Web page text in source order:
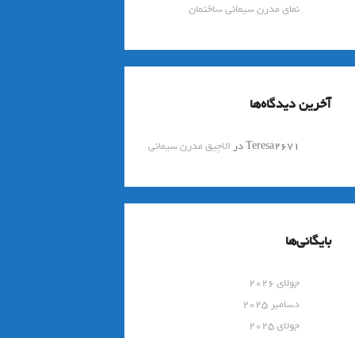
نمای مدرن سیمانی ساختمان
آخرین دیدگاه‌ها
Teresa2671در الاچیق مدرن سیمانی
بایگانی‌ها
جولای 2026
دسامبر 2025
جولای 2025